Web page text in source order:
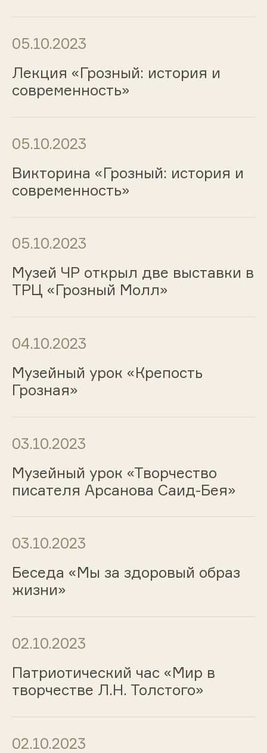
05.10.2023
Лекция «Грозный: история и
современность»
05.10.2023
Викторина «Грозный: история и
современность»
05.10.2023
Музей ЧР открыл две выставки в
ТРЦ «Грозный Молл»
04.10.2023
Музейный урок «Крепость
Грозная»
03.10.2023
Музейный урок «Творчество
писателя Арсанова Саид-Бея»
03.10.2023
Беседа «Мы за здоровый образ
жизни»
02.10.2023
Патриотический час «Мир в
творчестве Л.Н. Толстого»
02.10.2023